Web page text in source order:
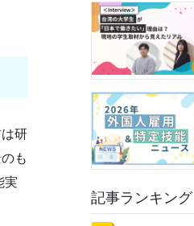
研
も
実
記事ランキング